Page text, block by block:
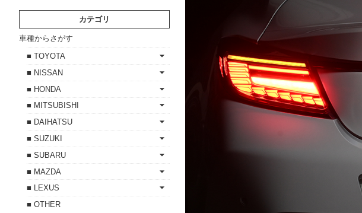
カテゴリ
車種からさがす
■ TOYOTA
■ NISSAN
■ HONDA
■ MITSUBISHI
■ DAIHATSU
■ SUZUKI
■ SUBARU
■ MAZDA
■ LEXUS
■ OTHER